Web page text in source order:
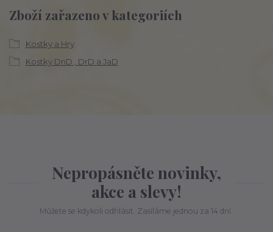
Zboží zařazeno v kategoriích
Kostky a Hry
Kostky DnD , DrD a JaD
Nepropásněte novinky,
akce a slevy!
Můžete se kdykoli odhlásit. Zasíláme jednou za 14 dní.